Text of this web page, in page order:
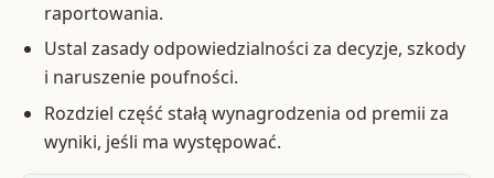
raportowania.
Ustal zasady odpowiedzialności za decyzje, szkody
i naruszenie poufności.
Rozdziel część stałą wynagrodzenia od premii za
wyniki, jeśli ma występować.